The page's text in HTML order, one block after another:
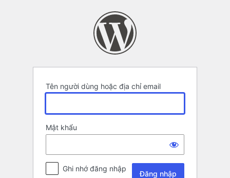
Tên người dùng hoặc địa chỉ email
Mật khẩu
Ghi nhớ đăng nhập